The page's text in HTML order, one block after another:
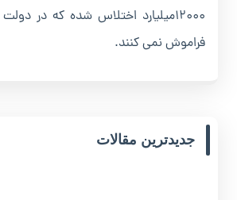
۱۲۰۰۰میلیارد اختلاس شده که در
فراموش نمی کنند.
جدیدترین مقالات